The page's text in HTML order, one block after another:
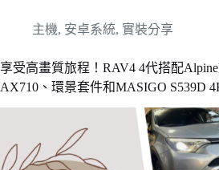
主機, 安卓系統, 實裝分享
享受高畫質旅程！RAV4 4代搭配
AX710、環景套件和MASIGO S539D